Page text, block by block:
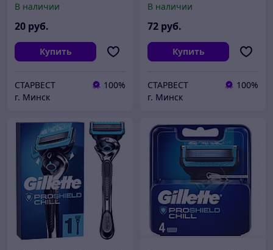
для бритья
В наличии
20 руб.
Купить
СТАРВЕСТ
100%
г. Минск
для бритья
В наличии
72 руб.
Купить
СТАРВЕСТ
100%
г. Минск